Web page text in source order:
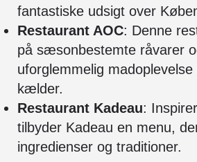
fantastiske udsigt over
Restaurant AOC: Denne
på sæsonbestemte råvarer
uforglemmelig
kælder.
Restaurant Kadeau:
tilbyder Kadeau en menu,
ingredienser og traditioner.